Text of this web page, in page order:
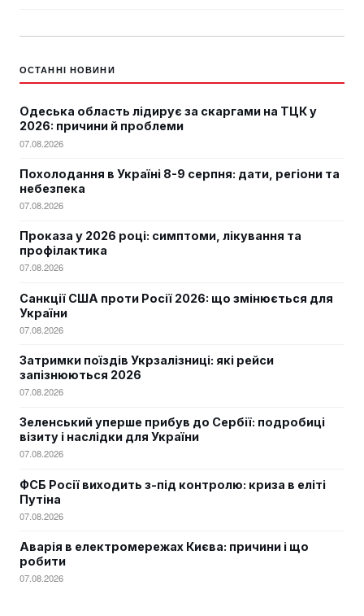
ОСТАННІ НОВИНИ
Одеська область лідирує за скаргами на ТЦК у
2026: причини й проблеми
07.08.2026
Похолодання в Україні 8-9 серпня: дати, регіони та
небезпека
07.08.2026
Проказа у 2026 році: симптоми, лікування та
профілактика
07.08.2026
Санкції США проти Росії 2026: що змінюється для
України
07.08.2026
Затримки поїздів Укрзалізниці: які рейси
запізнюються 2026
07.08.2026
Зеленський уперше прибув до Сербії: подробиці
візиту і наслідки для України
07.08.2026
ФСБ Росії виходить з-під контролю: криза в еліті
Путіна
07.08.2026
Аварія в електромережах Києва: причини і що
робити
07.08.2026